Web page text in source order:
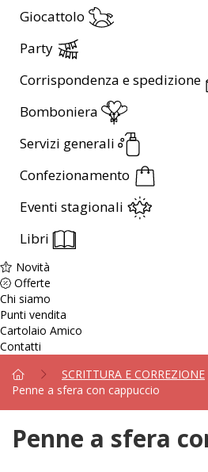
Giocattolo
Party
Corrispondenza e spedizione
Bomboniera
Servizi generali
Confezionamento
Eventi stagionali
Libri
Novità
Offerte
Chi siamo
Punti vendita
Cartolaio Amico
Contatti
SCRITTURA E CORREZIONE
Penne a sfera con cappuccio
Penne a sfera